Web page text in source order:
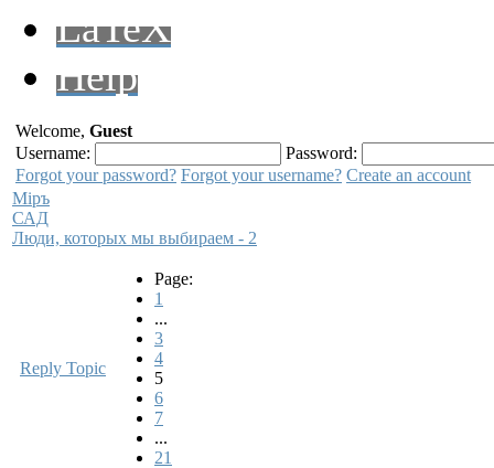
LaTeX
Help
Welcome, Guest
Username:
Password:
Forgot your password? Forgot your username? Create an account
Мiръ
САД
Люди, которых мы выбираем - 2
Reply Topic
Page:
1
...
3
4
5
6
7
...
21